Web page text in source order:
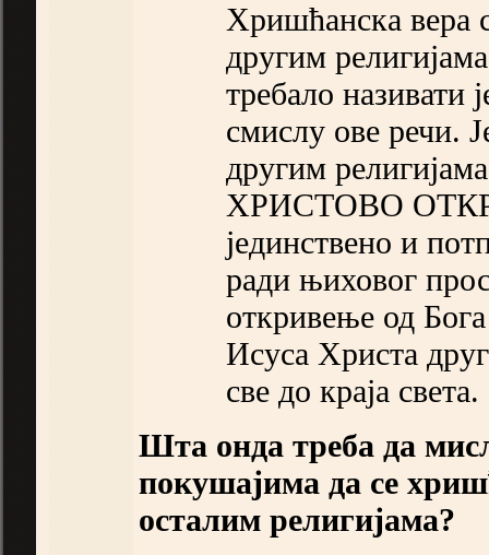
Хришћанска вера
другим
требало називати
смислу ове речи.
другим
ХРИСТОВО
јединствено и
ради њиховог
откривење од
Исуса Христа
све до краја света.
Шта онда треба да
покушајима да се
осталим религијама?